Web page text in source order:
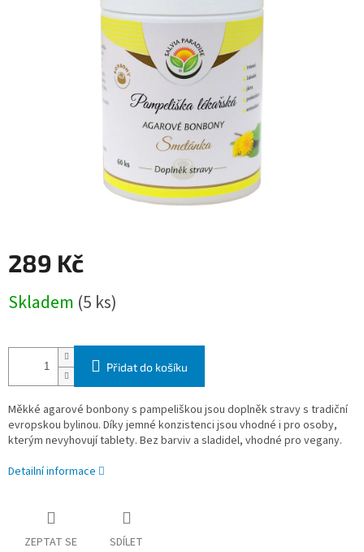
289 Kč
cena:
Skladem (5 ks)
Přidat do košíku
Měkké agarové bonbony s pampeliškou jsou doplněk stravy s tradiční
evropskou bylinou. Díky jemné konzistenci jsou vhodné i pro osoby,
kterým nevyhovují tablety. Bez barviv a sladidel, vhodné pro vegany.
Detailní informace
ZEPTAT SE SDÍLET